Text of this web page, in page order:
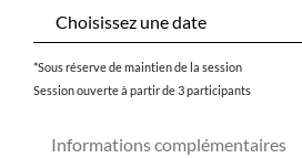
*Sous réserve de maintien de la session
Session ouverte à partir de 3 participants